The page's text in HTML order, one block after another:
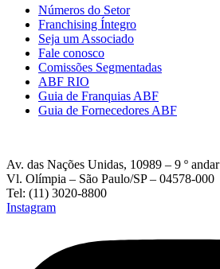
Números do Setor
Franchising Íntegro
Seja um Associado
Fale conosco
Comissões Segmentadas
ABF RIO
Guia de Franquias ABF
Guia de Fornecedores ABF
Av. das Nações Unidas, 10989 – 9 º andar
Vl. Olímpia – São Paulo/SP – 04578-000
Tel: (11) 3020-8800
Instagram